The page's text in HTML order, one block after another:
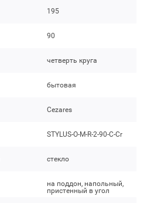
195
90
четверть круга
бытовая
Cezares
STYLUS-O-M-R-2-90-C-Cr
стекло
на поддон, напольный,
пристенный в угол